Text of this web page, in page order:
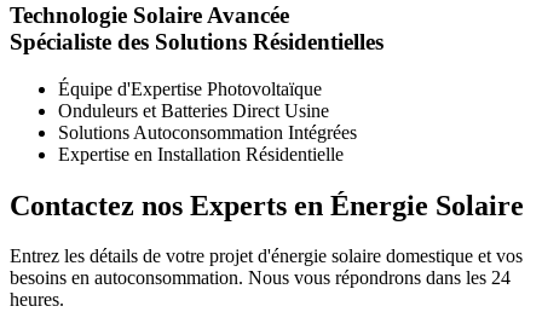
Technologie Solaire Avancée
Spécialiste des Solutions Résidentielles
Équipe d'Expertise Photovoltaïque
Onduleurs et Batteries Direct Usine
Solutions Autoconsommation Intégrées
Expertise en Installation Résidentielle
Contactez nos Experts en Énergie Solaire
Entrez les détails de votre projet d'énergie solaire domestique et vos
besoins en autoconsommation. Nous vous répondrons dans les 24
heures.